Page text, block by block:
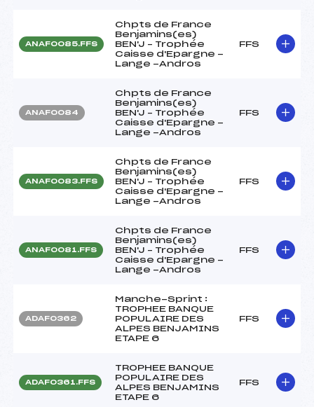
ANAF0085.FFS
Chpts de France
Benjamins(es)
BEN'J – Trophée
Caisse d'Epargne -
Lange -Andros
FFS
ANAF0084
Chpts de France
Benjamins(es)
BEN'J – Trophée
Caisse d'Epargne -
Lange -Andros
FFS
ANAF0083.FFS
Chpts de France
Benjamins(es)
BEN'J – Trophée
Caisse d'Epargne -
Lange -Andros
FFS
ANAF0081.FFS
Chpts de France
Benjamins(es)
BEN'J – Trophée
Caisse d'Epargne -
Lange -Andros
FFS
ADAF0362
Manche-Sprint :
TROPHEE BANQUE
POPULAIRE DES
ALPES BENJAMINS
ETAPE 6
FFS
ADAF0361.FFS
TROPHEE BANQUE
POPULAIRE DES
ALPES BENJAMINS
ETAPE 6
FFS